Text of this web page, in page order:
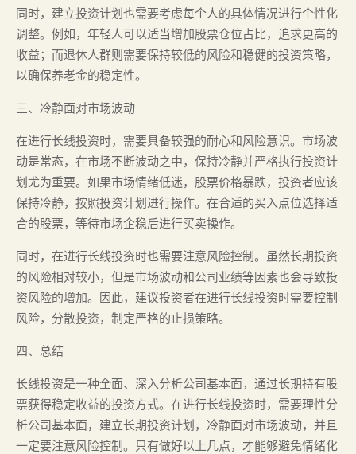
同时，建立投资计划也需要考虑每个人的具体情况进行个性化
调整。例如，年轻人可以适当增加股票仓位占比，追求更高的
收益；而退休人群则需要保持较低的风险和稳健的投资策略，
以确保养老金的稳定性。
三、冷静面对市场波动
在进行长线投资时，需要具备较强的耐心和风险意识。市场波
动是常态，在市场不断波动之中，保持冷静并严格执行投资计
划尤为重要。如果市场情绪低迷，股票价格暴跌，投资者应该
保持冷静，按照投资计划进行操作。在合适的买入点位选择适
合的股票，等待市场企稳后进行买卖操作。
同时，在进行长线投资时也需要注意风险控制。虽然长期投资
的风险相对较小，但是市场波动和公司业绩等因素也会导致投
资风险的增加。因此，建议投资者在进行长线投资时需要控制
风险，分散投资，制定严格的止损策略。
四、总结
长线投资是一种全面、深入分析公司基本面，通过长期持有股
票获得稳定收益的投资方式。在进行长线投资时，需要理性分
析公司基本面，建立长期投资计划，冷静面对市场波动，并且
一定要注意风险控制。只有做好以上几点，才能够避免情绪化